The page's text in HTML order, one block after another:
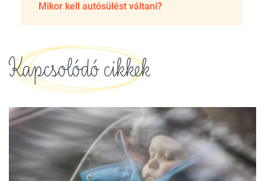
Mikor kell autósülést váltani?
Kapcsolódó cikkek